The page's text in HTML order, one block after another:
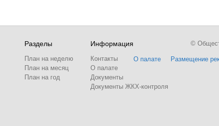
Разделы
План на неделю
План на месяц
План на год
Информация
Контакты
О палате
Документы
Документы ЖКХ-контроля
О палате Размещение
©